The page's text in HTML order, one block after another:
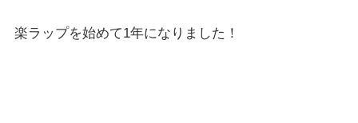
楽ラップを始めて1年になりました！